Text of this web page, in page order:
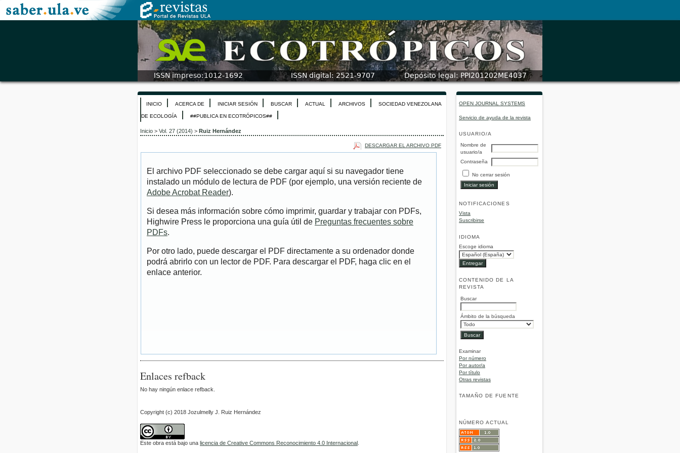
OPEN JOURNAL SYSTEMS
Servicio de ayuda de la revista
USUARIO/A
Nombre de
usuario/a
Contraseña
No cerrar sesión
NOTIFICACIONES
Vista
Suscribirse
IDIOMA
Escoge idioma
CONTENIDO DE LA
REVISTA
Buscar
Ámbito de la búsqueda
Examinar
Por número
Por autor/a
Por título
Otras revistas
TAMAÑO DE FUENTE
NÚMERO ACTUAL
INICIO ACERCA DE INICIAR SESIÓN BUSCAR ACTUAL ARCHIVOS SOCIEDAD VENEZOLANA
DE ECOLOGÍA ##PUBLICA EN ECOTRÓPICOS##
Inicio > Vol. 27 (2014) > Ruiz Hernández
DESCARGAR EL ARCHIVO PDF
El archivo PDF seleccionado se debe cargar aquí si su navegador tiene
instalado un módulo de lectura de PDF (por ejemplo, una versión reciente de
Adobe Acrobat Reader).
Si desea más información sobre cómo imprimir, guardar y trabajar con PDFs,
Highwire Press le proporciona una guía útil de Preguntas frecuentes sobre
PDFs.
Por otro lado, puede descargar el PDF directamente a su ordenador donde
podrá abrirlo con un lector de PDF. Para descargar el PDF, haga clic en el
enlace anterior.
Enlaces refback
No hay ningún enlace refback.
Copyright (c) 2018 Jozulmelly J. Ruiz Hernández
Este obra está bajo una licencia de Creative Commons Reconocimiento 4.0 Internacional